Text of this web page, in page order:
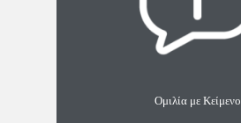
Ομιλία με Κείμενο